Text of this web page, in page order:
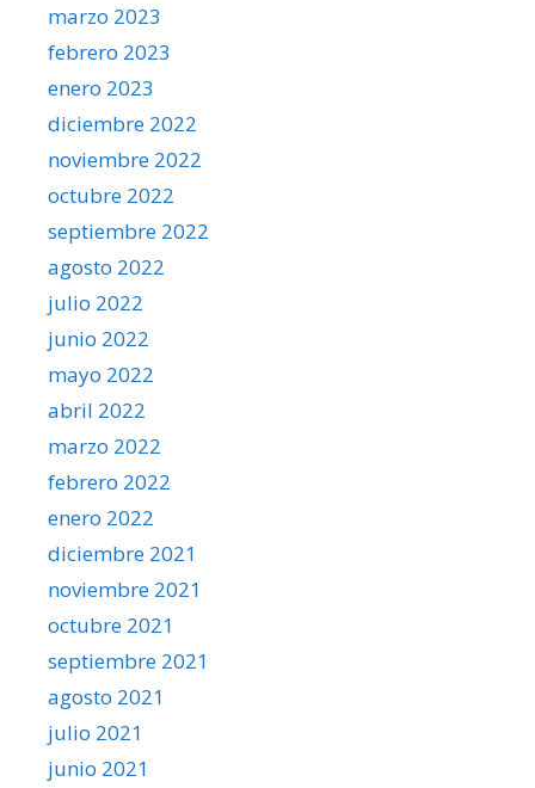
marzo 2023
febrero 2023
enero 2023
diciembre 2022
noviembre 2022
octubre 2022
septiembre 2022
agosto 2022
julio 2022
junio 2022
mayo 2022
abril 2022
marzo 2022
febrero 2022
enero 2022
diciembre 2021
noviembre 2021
octubre 2021
septiembre 2021
agosto 2021
julio 2021
junio 2021